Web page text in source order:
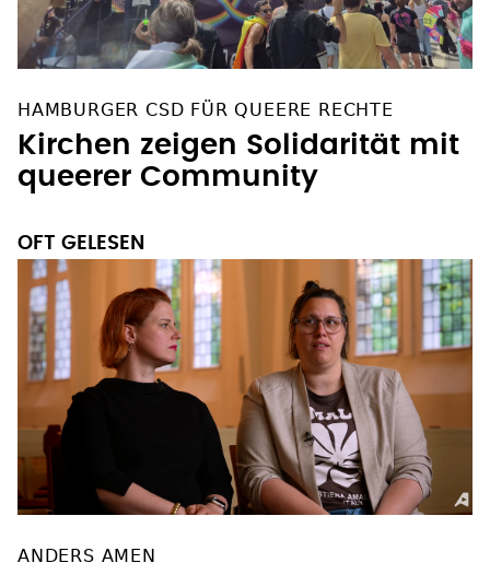
HAMBURGER CSD FÜR QUEERE RECHTE
Kirchen zeigen Solidarität mit
queerer Community
OFT GELESEN
ANDERS AMEN